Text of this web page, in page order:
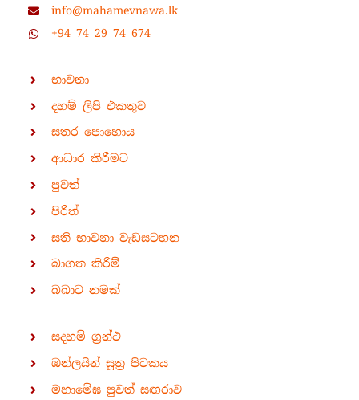
info@mahamevnawa.lk
+94 74 29 74 674
භාවනා
දහම් ලිපි එකතුව
සතර පොහොය
ආධාර කිරීමට
පුවත්
පිරිත්
සති භාවනා වැඩසටහන
බාගත කිරීම්
බබාට නමක්
සදහම් ග්‍රන්ථ
ඔන්ලයින් සූත්‍ර පිටකය
මහාමේඝ පුවත් සඟරාව